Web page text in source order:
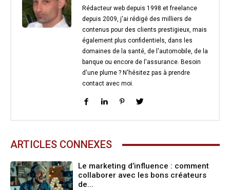
Rédacteur web depuis 1998 et freelance
depuis 2009, j'ai rédigé des milliers de
contenus pour des clients prestigieux, mais
également plus confidentiels, dans les
domaines de la santé, de l'automobile, de la
banque ou encore de l'assurance. Besoin
d'une plume ? N'hésitez pas à prendre
contact avec moi.
ARTICLES CONNEXES
Le marketing d’influence : comment
collaborer avec les bons créateurs
de...